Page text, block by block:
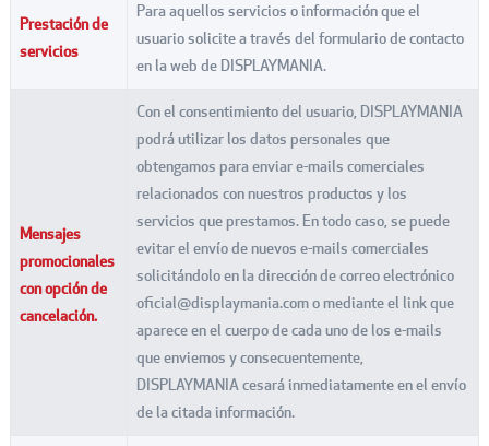
Prestación de
servicios
Para aquellos servicios o información que el
usuario solicite a través del formulario de contacto
en la web de DISPLAYMANIA.
Mensajes
promocionales
con opción de
cancelación.
Con el consentimiento del usuario, DISPLAYMANIA
podrá utilizar los datos personales que
obtengamos para enviar e-mails comerciales
relacionados con nuestros productos y los
servicios que prestamos. En todo caso, se puede
evitar el envío de nuevos e-mails comerciales
solicitándolo en la dirección de correo electrónico
oficial@displaymania.com o mediante el link que
aparece en el cuerpo de cada uno de los e-mails
que enviemos y consecuentemente,
DISPLAYMANIA cesará inmediatamente en el envío
de la citada información.